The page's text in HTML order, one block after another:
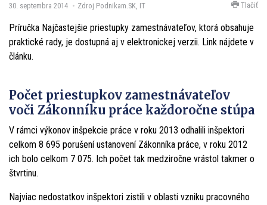
30. septembra 2014 Zdroj Podnikam.SK, IT Tlačiť
Príručka Najčastejšie priestupky zamestnávateľov, ktorá obsahuje
praktické rady, je dostupná aj v elektronickej verzii. Link nájdete v
článku.
Počet priestupkov zamestnávateľov
voči Zákonníku práce každoročne stúpa
V rámci výkonov inšpekcie práce v roku 2013 odhalili inšpektori
celkom 8 695 porušení ustanovení Zákonníka práce, v roku 2012
ich bolo celkom 7 075. Ich počet tak medziročne vrástol takmer o
štvrtinu.
Najviac nedostatkov inšpektori zistili v oblasti vzniku pracovného